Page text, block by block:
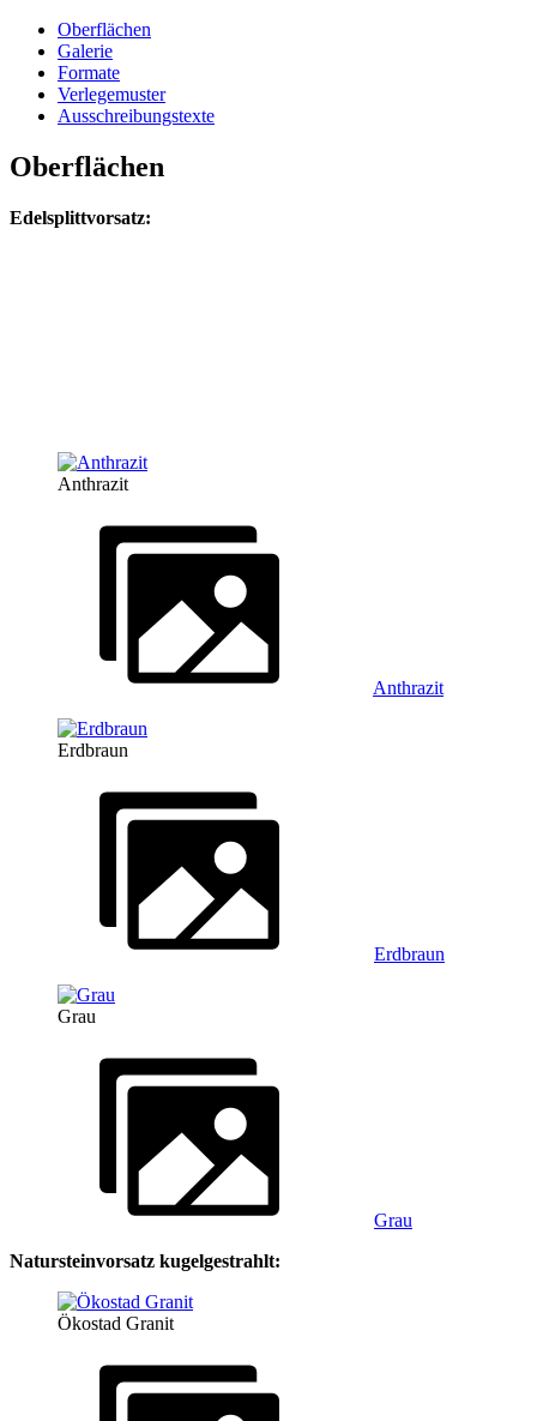
Oberflächen
Galerie
Formate
Verlegemuster
Ausschreibungstexte
Oberflächen
Edelsplittvorsatz:
Anthrazit
Anthrazit
Erdbraun
Erdbraun
Grau
Grau
Natursteinvorsatz kugelgestrahlt:
Ökostad Granit